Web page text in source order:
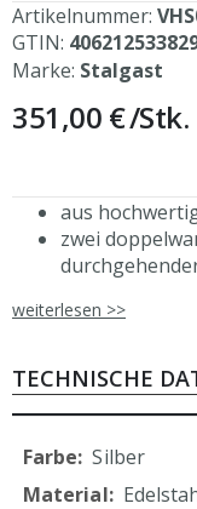
Artikelnummer:
GTIN:
Marke: Stalgast
351,00 €/Stk.
aus
zwei
inkl. 1
Rahmenbleche
aus eigener,
weiterlesen >>
TECHNISCHE
Mehr
Informationen
Silber